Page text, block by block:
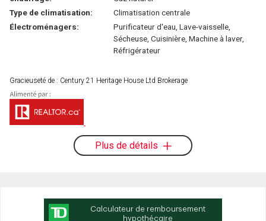
Type de climatisation:
Climatisation centrale
Électroménagers:
Purificateur d'eau, Lave-vaisselle,
Sécheuse, Cuisinière, Machine à laver,
Réfrigérateur
Gracieuseté de : Century 21 Heritage House Ltd Brokerage
Plus de détails